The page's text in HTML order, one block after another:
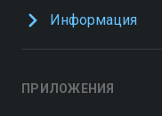
Информация
ПРИЛОЖЕНИЯ